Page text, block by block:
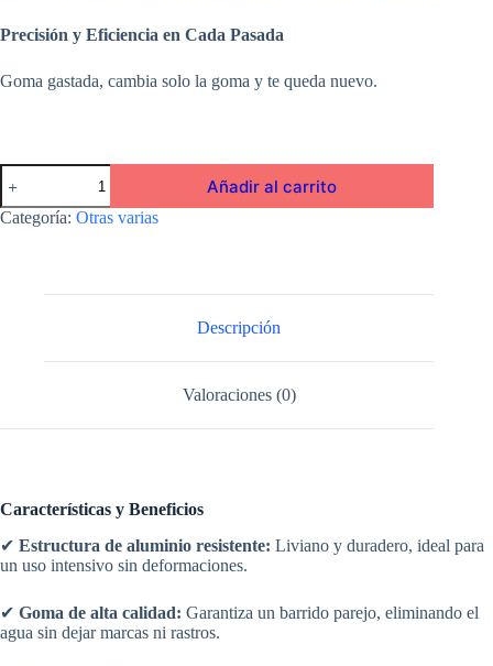
Precisión y Eficiencia en Cada Pasada
Goma gastada, cambia solo la goma y te queda nuevo.
Seca
Vidrios
Aluminio
Mango
Añadir al carrito
Categoría: Otras varias
Descripción
Valoraciones (0)
Características y Beneficios
✔ Estructura de aluminio resistente: Liviano y duradero, ideal para
un uso intensivo sin deformaciones.
✔ Goma de alta calidad: Garantiza un barrido parejo, eliminando el
agua sin dejar marcas ni rastros.